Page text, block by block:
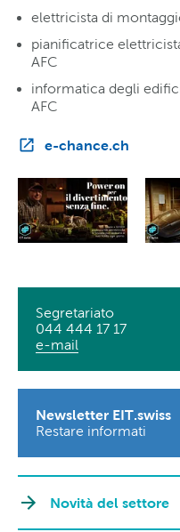
elettricista di
pianificatrice
AFC
informatica degli
AFC
e-chance.ch
Segretariato
044 444 17 17
e-mail
Newsletter EIT.swiss
Restare informati
Novità del settore